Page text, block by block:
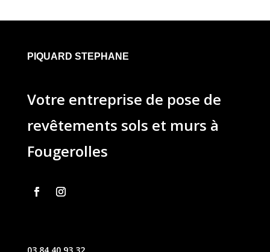
PIQUARD STEPHANE
Votre entreprise de pose de
revêtements sols et murs à
Fougerolles